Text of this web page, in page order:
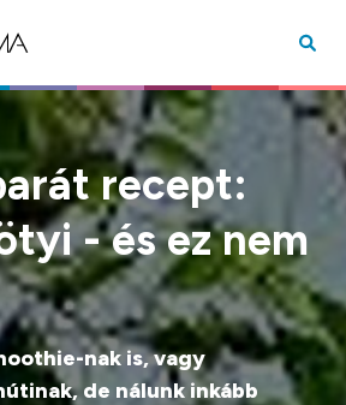
recept:
- és ez nem
nak is, vagy
de nálunk inkább